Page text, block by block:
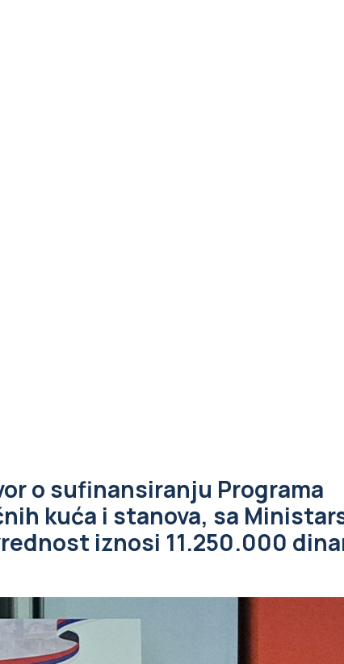
o sufinansiranju Programa
kuća i stanova, sa
iznosi 11.250.000